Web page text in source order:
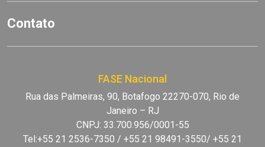
Contato
FASE Nacional
Rua das Palmeiras, 90, Botafogo 22270-070, Rio de
Janeiro – RJ
CNPJ: 33.700.956/0001-55
Tel:+55 21 2536-7350 / +55 21 98491-3550/ +55 21